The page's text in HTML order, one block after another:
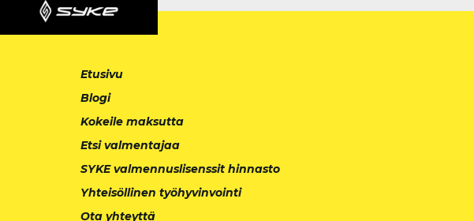
Etusivu
Blogi
Kokeile maksutta
Etsi valmentajaa
SYKE valmennuslisenssit hinnasto
Yhteisöllinen työhyvinvointi
Ota yhteyttä